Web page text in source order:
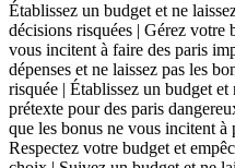
Établissez un budget et ne
décisions risquées | Gérez
vous incitent à faire des paris
dépenses et ne laissez pas les
risquée | Établissez un budget
prétexte pour des paris
que les bonus ne vous incitent à
Respectez votre budget et